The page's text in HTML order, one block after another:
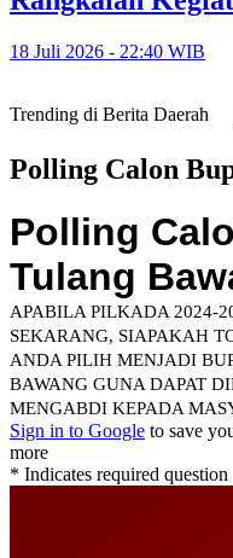
18 Juli 2026 - 22:40 WIB
Trending di Berita Daerah
Polling Calon